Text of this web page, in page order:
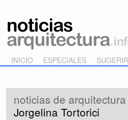
Main menu
Skip to primary content
Skip to secondary content
INICIO ESPECIALES
noticias de arquitectura
Jorgelina Tortorici